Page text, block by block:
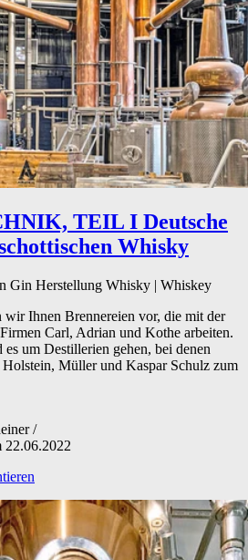
TEIL I Deutsche
Whisky
Gin Herstellung Whisky | Whiskey
wir Ihnen Brennereien vor, die mit der
Carl, Adrian und Kothe arbeiten.
um Destillerien gehen, bei denen
Müller und Kaspar Schulz zum
/
22.06.2022